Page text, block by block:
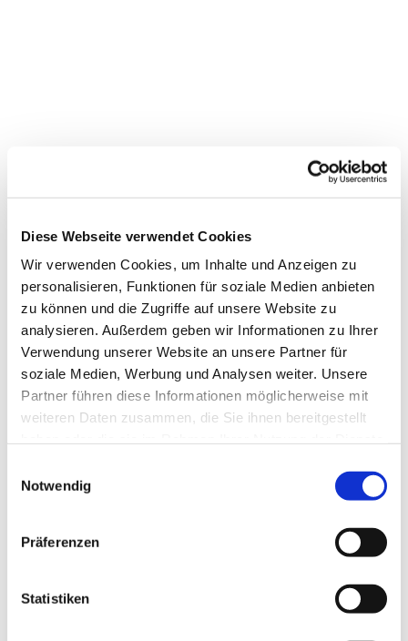
Diese Webseite verwendet Cookies
Wir verwenden Cookies, um Inhalte und Anzeigen zu
personalisieren, Funktionen für soziale Medien anbieten
zu können und die Zugriffe auf unsere Website zu
analysieren. Außerdem geben wir Informationen zu Ihrer
Verwendung unserer Website an unsere Partner für
soziale Medien, Werbung und Analysen weiter. Unsere
Partner führen diese Informationen möglicherweise mit
weiteren Daten zusammen, die Sie ihnen bereitgestellt
Notwendig
Präferenzen
Statistiken
Dies könnte Sie auch
interessieren